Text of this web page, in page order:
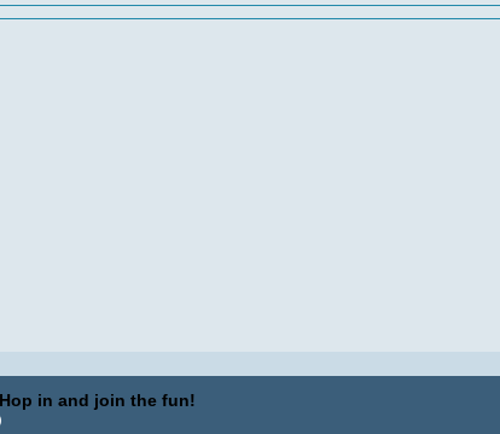
in and join the fun!